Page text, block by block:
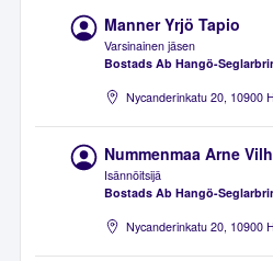
Manner Yrjö Tapio
Varsinainen jäsen
Bostads Ab Hangö-
Nycanderinkatu 20, 10900
Nummenmaa Arne
Isännöitsijä
Bostads Ab Hangö-
Nycanderinkatu 20, 10900